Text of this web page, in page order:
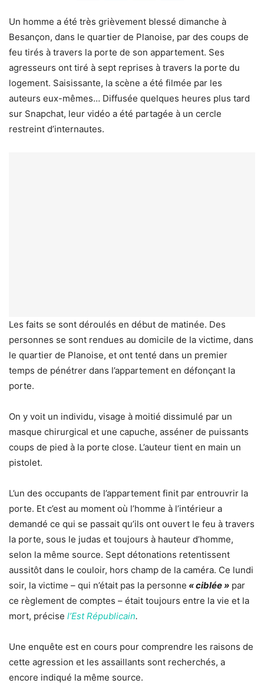
Un homme a été très grièvement blessé dimanche à
Besançon, dans le quartier de Planoise, par des coups de
feu tirés à travers la porte de son appartement. Ses
agresseurs ont tiré à sept reprises à travers la porte du
logement. Saisissante, la scène a été filmée par les
auteurs eux-mêmes… Diffusée quelques heures plus tard
sur Snapchat, leur vidéo a été partagée à un cercle
restreint d’internautes.
Les faits se sont déroulés en début de matinée. Des
personnes se sont rendues au domicile de la victime, dans
le quartier de Planoise, et ont tenté dans un premier
temps de pénétrer dans l’appartement en défonçant la
porte.
On y voit un individu, visage à moitié dissimulé par un
masque chirurgical et une capuche, asséner de puissants
coups de pied à la porte close. L’auteur tient en main un
pistolet.
L’un des occupants de l’appartement finit par entrouvrir la
porte. Et c’est au moment où l’homme à l’intérieur a
demandé ce qui se passait qu’ils ont ouvert le feu à travers
la porte, sous le judas et toujours à hauteur d’homme,
selon la même source. Sept détonations retentissent
aussitôt dans le couloir, hors champ de la caméra. Ce lundi
soir, la victime – qui n’était pas la personne « ciblée » par
ce règlement de comptes – était toujours entre la vie et la
mort, précise l’Est Républicain.
Une enquête est en cours pour comprendre les raisons de
cette agression et les assaillants sont recherchés, a
encore indiqué la même source.